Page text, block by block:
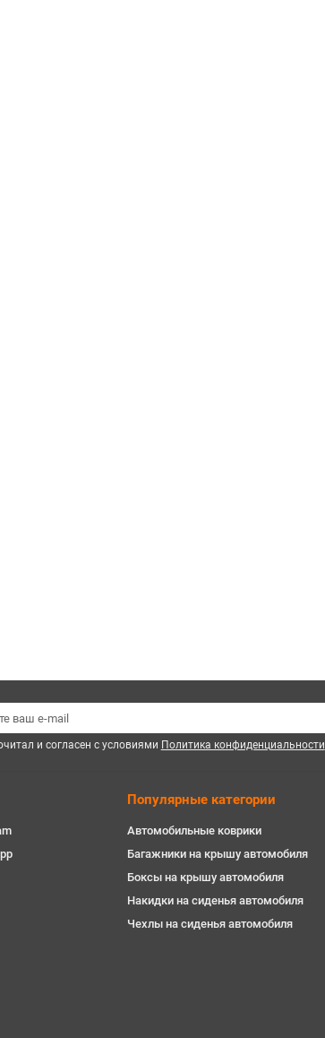
и согласен с условиями Политика конфиденциальности
Популярные категории
Автомобильные коврики
Багажники на крышу автомобиля
Боксы на крышу автомобиля
Накидки на сиденья автомобиля
Чехлы на сиденья автомобиля